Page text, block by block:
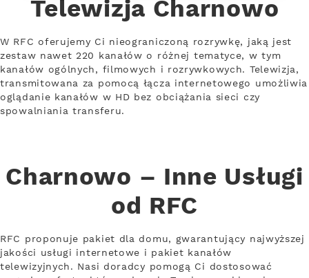
Telewizja Charnowo
W RFC oferujemy Ci nieograniczoną rozrywkę, jaką jest
zestaw nawet 220 kanałów o różnej tematyce, w tym
kanałów ogólnych, filmowych i rozrywkowych. Telewizja,
transmitowana za pomocą łącza internetowego umożliwia
oglądanie kanałów w HD bez obciążania sieci czy
spowalniania transferu.
Charnowo – Inne Usługi
od RFC
RFC proponuje pakiet dla domu, gwarantujący najwyższej
jakości usługi internetowe i pakiet kanałów
telewizyjnych. Nasi doradcy pomogą Ci dostosować